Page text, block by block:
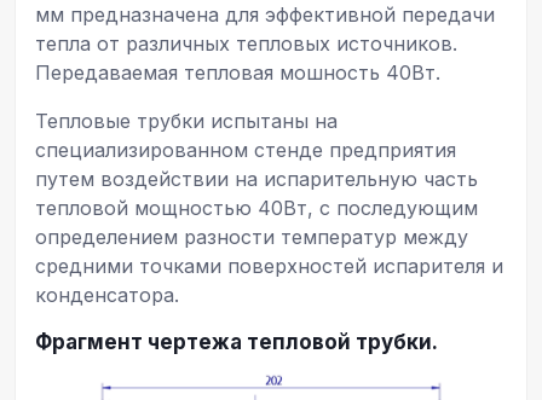
мм предназначена для эффективной передачи
тепла от различных тепловых источников.
Передаваемая тепловая мошность 40Вт.
Тепловые трубки испытаны на
специализированном стенде предприятия
путем воздействии на испарительную часть
тепловой мощностью 40Вт, с последующим
определением разности температур между
средними точками поверхностей испарителя и
конденсатора.
Фрагмент чертежа тепловой трубки.